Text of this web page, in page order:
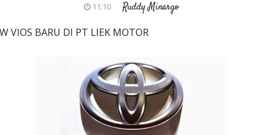
11:10 Ruddy Minargo
VIOS BARU DI PT LIEK MOTOR